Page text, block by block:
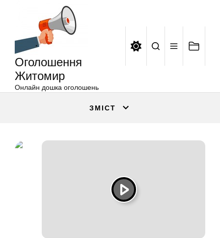
Оголошення
Житомир
Онлайн дошка оголошень
ЗМІСТ